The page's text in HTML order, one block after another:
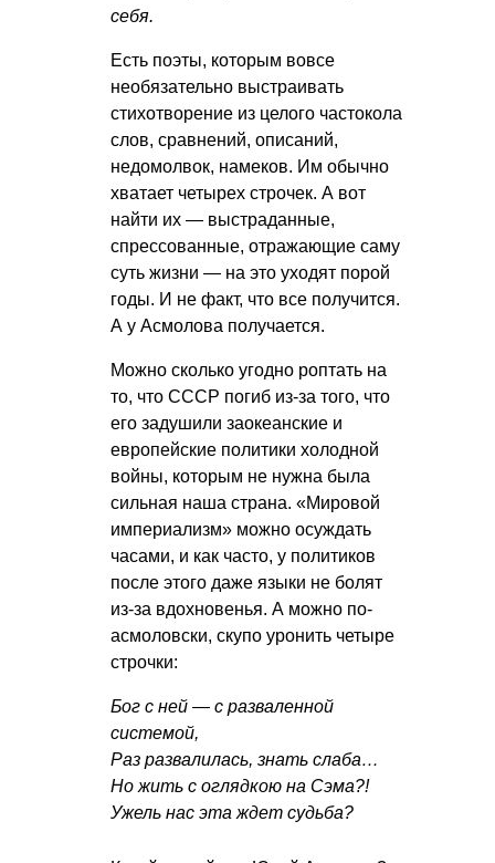
себя.
Есть поэты, которым вовсе
необязательно выстраивать
стихотворение из целого частокола
слов, сравнений, описаний,
недомолвок, намеков. Им обычно
хватает четырех строчек. А вот
найти их — выстраданные,
спрессованные, отражающие саму
суть жизни — на это уходят порой
годы. И не факт, что все получится.
А у Асмолова получается.
Можно сколько угодно роптать на
то, что СССР погиб из-за того, что
его задушили заокеанские и
европейские политики холодной
войны, которым не нужна была
сильная наша страна. «Мировой
империализм» можно осуждать
часами, и как часто, у политиков
после этого даже языки не болят
из-за вдохновенья. А можно по-
асмоловски, скупо уронить четыре
строчки:
Бог с ней — с разваленной
системой,
Раз развалилась, знать слаба…
Но жить с оглядкою на Сэма?!
Ужель нас эта ждет судьба?